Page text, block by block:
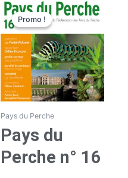
Promo !
Promo !
Pays du Perche
Pays du
Perche n° 16
Le
prix
initial
était :
7,50€.
Le
prix
actuel
est :
6,00€.